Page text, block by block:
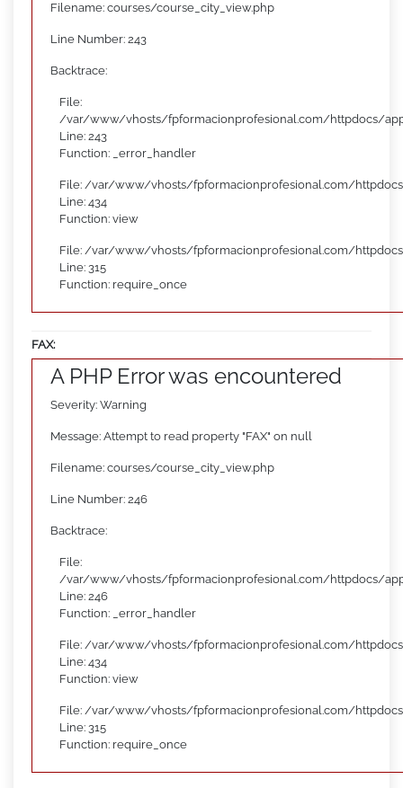
Filename: courses/course_city_view.php
Line Number: 243
Backtrace:
File:
/var/www/vhosts/fpformacionprofesional.com/httpdocs/
Line: 243
Function: _error_handler
File: /var/www/vhosts/fpformacionprofesional.com/
Line: 434
Function: view
File: /var/www/vhosts/fpformacionprofesional.com/
Line: 315
Function: require_once
FAX:
A PHP Error was encountered
Severity: Warning
Message: Attempt to read property "FAX" on null
Filename: courses/course_city_view.php
Line Number: 246
Backtrace:
File:
/var/www/vhosts/fpformacionprofesional.com/httpdocs/
Line: 246
Function: _error_handler
File: /var/www/vhosts/fpformacionprofesional.com/
Line: 434
Function: view
File: /var/www/vhosts/fpformacionprofesional.com/
Line: 315
Function: require_once